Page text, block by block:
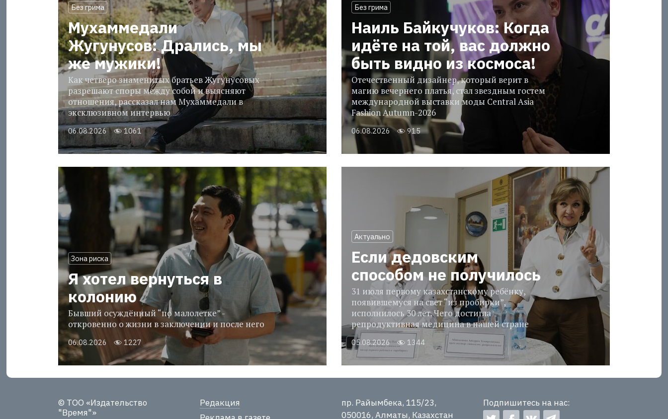
Без грима
Мухаммедали
Жугунусов: Дрались, мы
же мужики!
Как четверо знаменитых братьев Жугунусовых
разрешают споры между собой и выясняют
отношения, рассказал нам Мухаммедали в
эксклюзивном интервью
06.08.2026 1061
Без грима
Наиль Байкучуков: Когда
идёте на той, вас должно
быть видно из космоса!
Отечественный дизайнер, который верит в
магию вечернего платья, стал звездным гостем
международной выставки моды Central Asia
Fashion Autumn-2026
06.08.2026 915
Зона риска
Я хотел вернуться в
колонию
Бывший осуждённый “по малолетке” -
откровенно о жизни в заключении и после него
06.08.2026 1227
Актуально
Если дедовским
способом не получилось
31 июля первому казахстанскому ребёнку,
появившемуся на свет “из пробирки”,
исполнилось 30 лет. Чего достигла
репродуктивная медицина в нашей стране
05.08.2026 1344
© ТОО «Издательство
"Время"»
Редакция
пр. Райымбека, 115/23,
050016, Алматы, Казахстан
Подпишитесь на нас: